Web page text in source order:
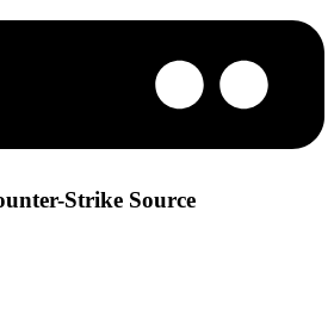
Strike Source